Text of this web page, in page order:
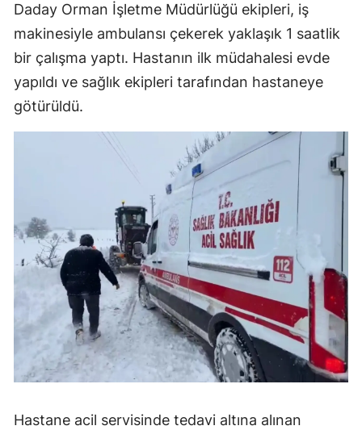
Daday Orman İşletme Müdürlüğü ekipleri, iş
makinesiyle ambulansı çekerek yaklaşık 1 saatlik
bir çalışma yaptı. Hastanın ilk müdahalesi evde
yapıldı ve sağlık ekipleri tarafından hastaneye
götürüldü.
Hastane acil servisinde tedavi altına alınan